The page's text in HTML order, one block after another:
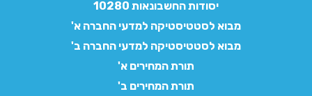
יסודות החשבונאות 10280
מבוא לסטטיסטיקה למדעי החברה א'
מבוא לסטטיסטיקה למדעי החברה ב'
תורת המחירים א'
תורת המחירים ב'